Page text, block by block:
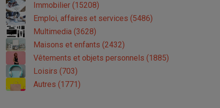
Immobilier (15208)
Emploi, affaires et services (5486)
Multimedia (3628)
Maisons et enfants (2432)
Vêtements et objets personnels (1885)
Loisirs (703)
Autres (1771)